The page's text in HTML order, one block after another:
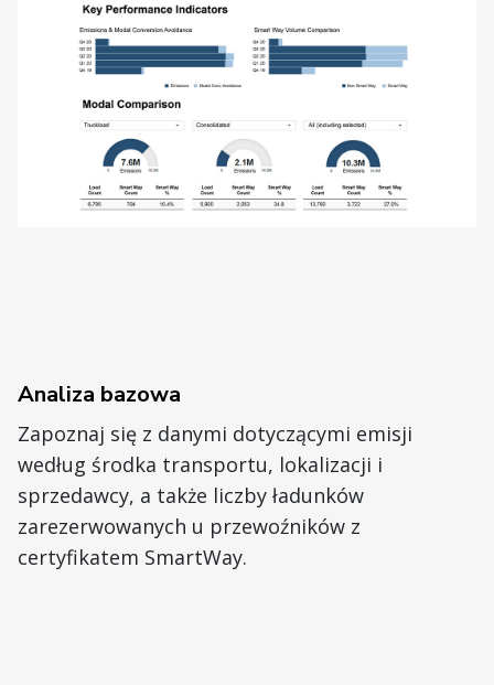
Analiza bazowa
Zapoznaj się z danymi dotyczącymi emisji
według środka transportu, lokalizacji i
sprzedawcy, a także liczby ładunków
zarezerwowanych u przewoźników z
certyfikatem SmartWay.